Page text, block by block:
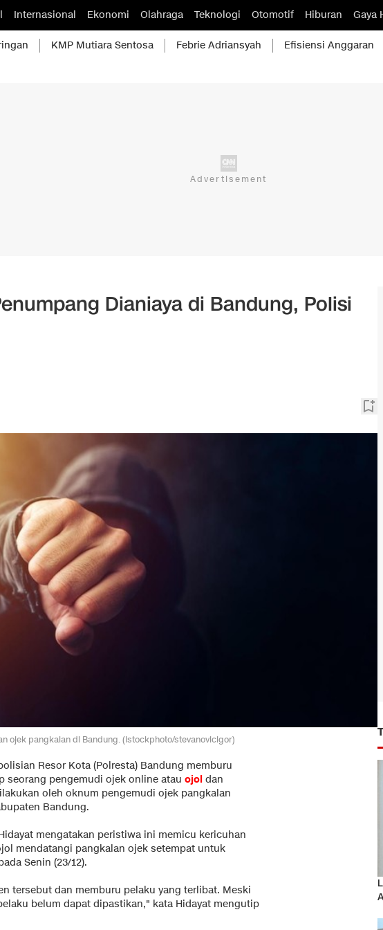
Internasional Ekonomi Olahraga Teknologi Otomotif Hiburan Gaya
KMP Mutiara Sentosa Febrie Adriansyah Efisiensi Anggaran
Dianiaya di Bandung, Polisi
ojek pangkalan di Bandung. (Istockphoto/stevanovicigor)
Resor Kota (Polresta) Bandung memburu
seorang pengemudi ojek online atau ojol dan
oleh oknum pengemudi ojek pangkalan
Bandung.
mengatakan peristiwa ini memicu kericuhan
mendatangi pangkalan ojek setempat untuk
Senin (23/12).
tersebut dan memburu pelaku yang terlibat. Meski
belum dapat dipastikan," kata Hidayat mengutip